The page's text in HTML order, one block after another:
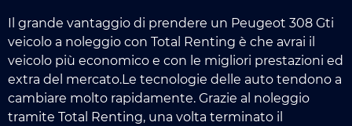
Il grande vantaggio di prendere un Peugeot 308 Gti
veicolo a noleggio con Total Renting è che avrai il
veicolo più economico e con le migliori prestazioni ed
extra del mercato.Le tecnologie delle auto tendono a
cambiare molto rapidamente. Grazie al noleggio
tramite Total Renting, una volta terminato il